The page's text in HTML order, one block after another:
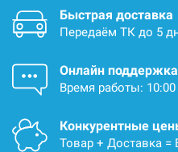
Быстрая доставка
Передаём ТК до 5
Онлайн поддержка
Время работы: 10:00
Конкурентные
Товар + Доставка =